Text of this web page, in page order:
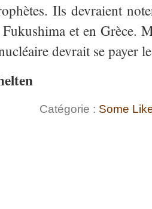
Ils devraient
Fukushima et en Grèce.
devrait se payer
Catégorie : Some